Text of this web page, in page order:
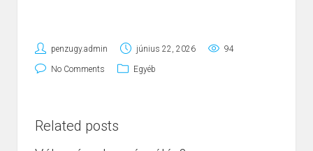
penzugy.admin június 22, 2026 94
No Comments Egyéb
Related posts